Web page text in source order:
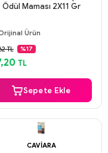
Ödül Maması 2X11 Gr
Ürün
Güvenli Ödeme
Aynı Gün Kargo
TL %17
TL
Sepete Ekle
CAVIARA